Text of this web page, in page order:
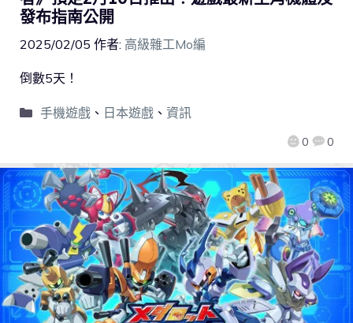
發布指南公開
2025/02/05 作者: 高級雜工Mo編
0 0
倒數5天！
手機遊戲、 日本遊戲、 資訊